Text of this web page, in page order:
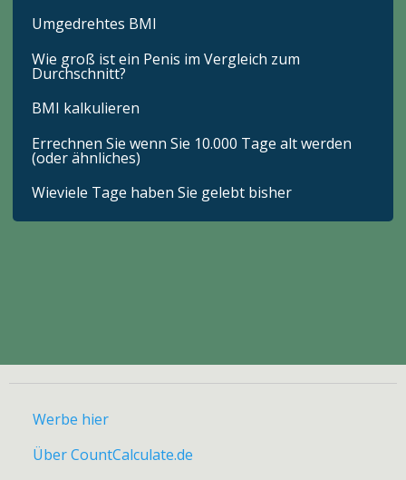
Umgedrehtes BMI
Wie groß ist ein Penis im Vergleich zum
Durchschnitt?
BMI kalkulieren
Errechnen Sie wenn Sie 10.000 Tage alt werden
(oder ähnliches)
Wieviele Tage haben Sie gelebt bisher
Werbe hier
Über CountCalculate.de